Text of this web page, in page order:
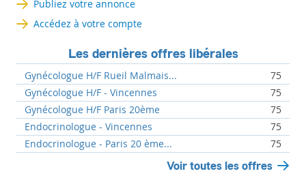
Publiez votre annonce
Accédez à votre compte
Les dernières offres libérales
Gynécologue H/F Rueil Malmais...
75
Gynécologue H/F - Vincennes
75
Gynécologue H/F Paris 20ème
75
Endocrinologue - Vincennes
75
Endocrinologue - Paris 20 ème...
75
Voir toutes les offres